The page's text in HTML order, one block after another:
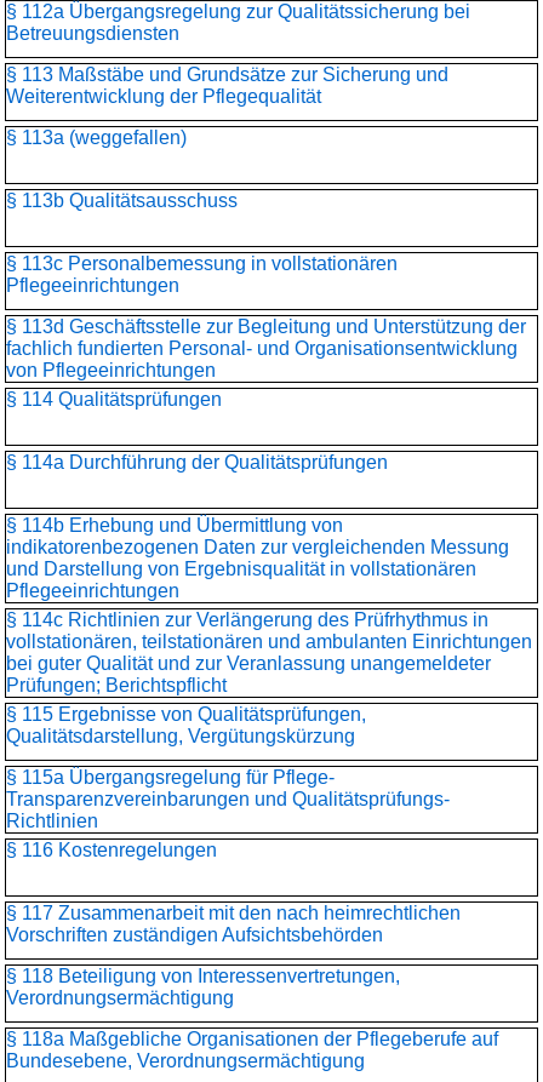
§ 112a Übergangsregelung zur Qualitätssicherung bei
Betreuungsdiensten
§ 113 Maßstäbe und Grundsätze zur Sicherung und
Weiterentwicklung der Pflegequalität
§ 113a (weggefallen)
§ 113b Qualitätsausschuss
§ 113c Personalbemessung in vollstationären
Pflegeeinrichtungen
§ 113d Geschäftsstelle zur Begleitung und Unterstützung der
fachlich fundierten Personal- und Organisationsentwicklung
von Pflegeeinrichtungen
§ 114 Qualitätsprüfungen
§ 114a Durchführung der Qualitätsprüfungen
§ 114b Erhebung und Übermittlung von
indikatorenbezogenen Daten zur vergleichenden Messung
und Darstellung von Ergebnisqualität in vollstationären
Pflegeeinrichtungen
§ 114c Richtlinien zur Verlängerung des Prüfrhythmus in
vollstationären, teilstationären und ambulanten Einrichtungen
bei guter Qualität und zur Veranlassung unangemeldeter
Prüfungen; Berichtspflicht
§ 115 Ergebnisse von Qualitätsprüfungen,
Qualitätsdarstellung, Vergütungskürzung
§ 115a Übergangsregelung für Pflege-
Transparenzvereinbarungen und Qualitätsprüfungs-
Richtlinien
§ 116 Kostenregelungen
§ 117 Zusammenarbeit mit den nach heimrechtlichen
Vorschriften zuständigen Aufsichtsbehörden
§ 118 Beteiligung von Interessenvertretungen,
Verordnungsermächtigung
§ 118a Maßgebliche Organisationen der Pflegeberufe auf
Bundesebene, Verordnungsermächtigung